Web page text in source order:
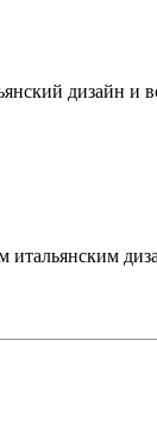
дизайн и
итальянским